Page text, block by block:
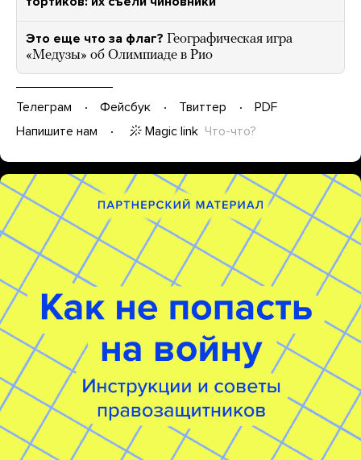
Это еще что за флаг? Географическая игра
«Медузы» об Олимпиаде в Рио
Телеграм Фейсбук Твиттер
PDF
Напишите нам
Magic link Что-что?